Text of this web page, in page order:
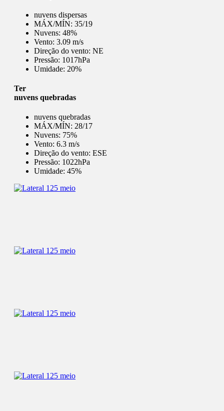
nuvens dispersas
MÁX/MÍN: 35/19
Nuvens: 48%
Vento: 3.09 m/s
Direção do vento: NE
Pressão: 1017hPa
Umidade: 20%
Ter
nuvens quebradas
nuvens quebradas
MÁX/MÍN: 28/17
Nuvens: 75%
Vento: 6.3 m/s
Direção do vento: ESE
Pressão: 1022hPa
Umidade: 45%